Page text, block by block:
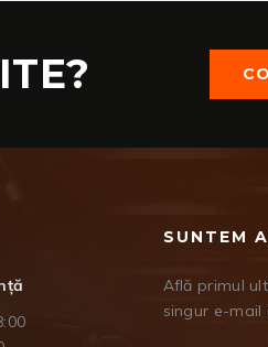
SUNTEM
Află primul
singur e-mail